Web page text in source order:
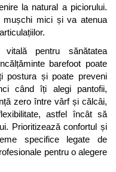
la natural a piciorului.
mici și va atenua
pentru sănătatea
barefoot poate
postura și poate preveni
când îți alegi pantofii,
zero între vârf și călcâi,
astfel încât să
Prioritizează confortul și
specifice legate de
pentru o alegere